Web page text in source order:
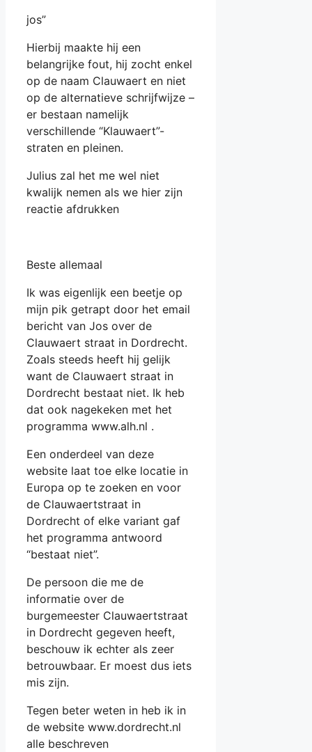
jos”
Hierbij maakte hij een
belangrijke fout, hij zocht enkel
op de naam Clauwaert en niet
op de alternatieve schrijfwijze –
er bestaan namelijk
verschillende “Klauwaert”-
straten en pleinen.
Julius zal het me wel niet
kwalijk nemen als we hier zijn
reactie afdrukken
Beste allemaal
Ik was eigenlijk een beetje op
mijn pik getrapt door het email
bericht van Jos over de
Clauwaert straat in Dordrecht.
Zoals steeds heeft hij gelijk
want de Clauwaert straat in
Dordrecht bestaat niet. Ik heb
dat ook nagekeken met het
programma www.alh.nl .
Een onderdeel van deze
website laat toe elke locatie in
Europa op te zoeken en voor
de Clauwaertstraat in
Dordrecht of elke variant gaf
het programma antwoord
“bestaat niet”.
De persoon die me de
informatie over de
burgemeester Clauwaertstraat
in Dordrecht gegeven heeft,
beschouw ik echter als zeer
betrouwbaar. Er moest dus iets
mis zijn.
Tegen beter weten in heb ik in
de website www.dordrecht.nl
alle beschreven